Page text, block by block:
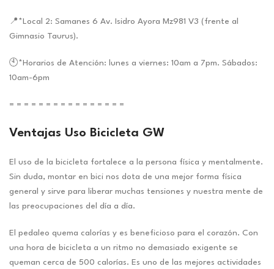
📍*Local 2: Samanes 6 Av. Isidro Ayora Mz981 V3 (frente al
Gimnasio Taurus).
🕙*Horarios de Atención: lunes a viernes: 10am a 7pm. Sábados:
10am-6pm
= = = = = = = = = = = = = = = =
Ventajas Uso Bicicleta GW
El uso de la bicicleta fortalece a la persona física y mentalmente.
Sin duda, montar en bici nos dota de una mejor forma física
general y sirve para liberar muchas tensiones y nuestra mente de
las preocupaciones del día a día.
El pedaleo quema calorías y es beneficioso para el corazón. Con
una hora de bicicleta a un ritmo no demasiado exigente se
queman cerca de 500 calorías. Es uno de las mejores actividades